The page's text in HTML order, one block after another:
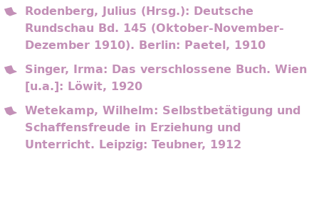
Rodenberg, Julius (Hrsg.): Deutsche
Rundschau Bd. 145 (Oktober-November-
Dezember 1910). Berlin: Paetel, 1910
Singer, Irma: Das verschlossene Buch. Wien
[u.a.]: Löwit, 1920
Wetekamp, Wilhelm: Selbstbetätigung und
Schaffensfreude in Erziehung und
Unterricht. Leipzig: Teubner, 1912